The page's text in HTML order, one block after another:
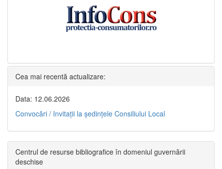
Cea mai recentă actualizare:
Data: 12.06.2026
Convocări / Invitaţii la şedinţele Consiliului Local
Centrul de resurse bibliografice în domeniul guvernării
deschise